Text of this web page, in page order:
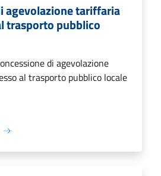
agevolazione tariffaria
trasporto pubblico
di agevolazione
al trasporto pubblico locale